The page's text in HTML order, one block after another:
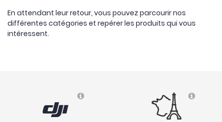
En attendant leur retour, vous pouvez parcourir nos
différentes catégories et repérer les produits qui vous
intéressent.